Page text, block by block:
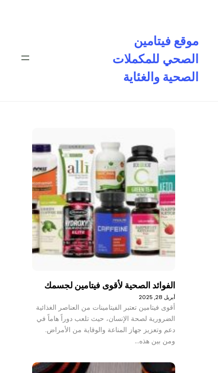
موقع فيتامين
الصحي للمكملات
الصحية والغئاية
الفوائد الصحية لأقوى فيتامين لجسمك
أبريل 28, 2025
أقوى فيتامين تعتبر الفيتامينات من العناصر الغذائية
الضرورية لصحة الإنسان، حيث تلعب دوراً هاماً في
دعم وتعزيز جهاز المناعة والوقاية من الأمراض.
ومن بين هذه…